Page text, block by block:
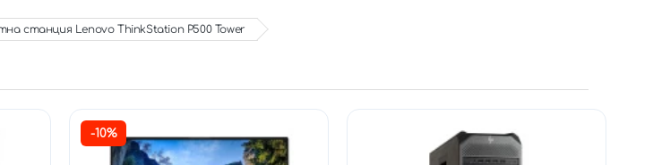
станция Lenovo ThinkStation P500 Tower
-10%